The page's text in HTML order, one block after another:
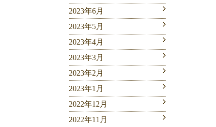
2023年6月
2023年5月
2023年4月
2023年3月
2023年2月
2023年1月
2022年12月
2022年11月